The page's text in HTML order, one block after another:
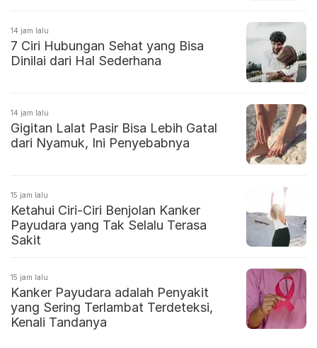
14 jam lalu
7 Ciri Hubungan Sehat yang Bisa
Dinilai dari Hal Sederhana
14 jam lalu
Gigitan Lalat Pasir Bisa Lebih Gatal
dari Nyamuk, Ini Penyebabnya
15 jam lalu
Ketahui Ciri-Ciri Benjolan Kanker
Payudara yang Tak Selalu Terasa
Sakit
15 jam lalu
Kanker Payudara adalah Penyakit
yang Sering Terlambat Terdeteksi,
Kenali Tandanya